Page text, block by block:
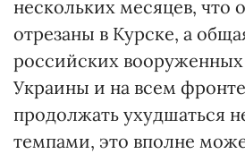
нескольких месяцев, что
отрезаны в Курске, а
российских
Украины и на всем
продолжать ухудшаться
темпами, это вполне